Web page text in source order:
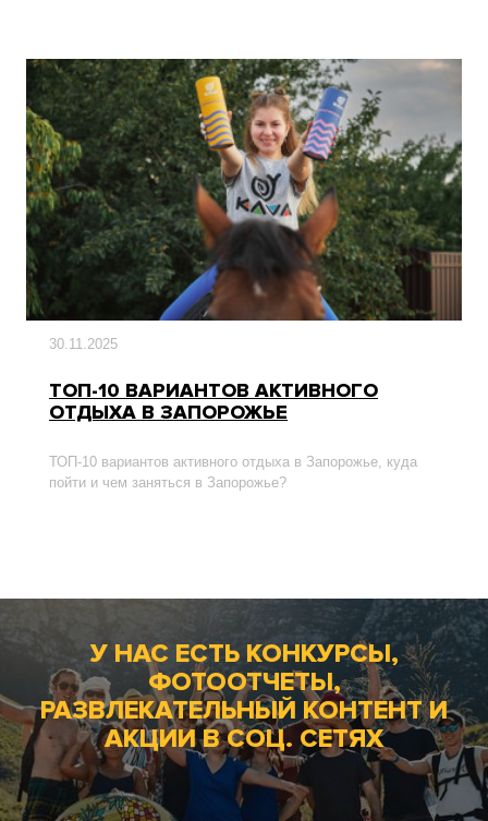
30.11.2025
ТОП-10 ВАРИАНТОВ АКТИВНОГО
ОТДЫХА В ЗАПОРОЖЬЕ
ТОП-10 вариантов активного отдыха в Запорожье, куда
пойти и чем заняться в Запорожье?
У НАС ЕСТЬ КОНКУРСЫ,
ФОТООТЧЕТЫ,
РАЗВЛЕКАТЕЛЬНЫЙ КОНТЕНТ И
АКЦИИ В СОЦ. СЕТЯХ